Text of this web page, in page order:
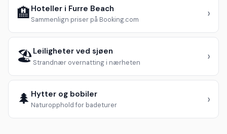
🏨 Hoteller i Furre Beach
Sammenlign priser på Booking.com ›
🏖️ Leiligheter ved sjøen
Strandnær overnatting i nærheten ›
🌲 Hytter og bobiler
Naturopphold for badeturer ›